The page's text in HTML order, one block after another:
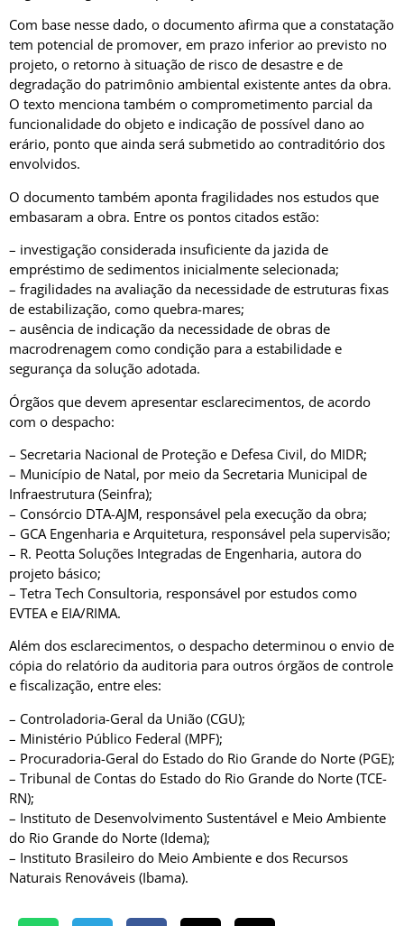
Com base nesse dado, o documento afirma que a constatação
tem potencial de promover, em prazo inferior ao previsto no
projeto, o retorno à situação de risco de desastre e de
degradação do patrimônio ambiental existente antes da obra.
O texto menciona também o comprometimento parcial da
funcionalidade do objeto e indicação de possível dano ao
erário, ponto que ainda será submetido ao contraditório dos
envolvidos.
O documento também aponta fragilidades nos estudos que
embasaram a obra. Entre os pontos citados estão:
– investigação considerada insuficiente da jazida de
empréstimo de sedimentos inicialmente selecionada;
– fragilidades na avaliação da necessidade de estruturas fixas
de estabilização, como quebra-mares;
– ausência de indicação da necessidade de obras de
macrodrenagem como condição para a estabilidade e
segurança da solução adotada.
Órgãos que devem apresentar esclarecimentos, de acordo
com o despacho:
– Secretaria Nacional de Proteção e Defesa Civil, do MIDR;
– Município de Natal, por meio da Secretaria Municipal de
Infraestrutura (Seinfra);
– Consórcio DTA-AJM, responsável pela execução da obra;
– GCA Engenharia e Arquitetura, responsável pela supervisão;
– R. Peotta Soluções Integradas de Engenharia, autora do
projeto básico;
– Tetra Tech Consultoria, responsável por estudos como
EVTEA e EIA/RIMA.
Além dos esclarecimentos, o despacho determinou o envio de
cópia do relatório da auditoria para outros órgãos de controle
e fiscalização, entre eles:
– Controladoria-Geral da União (CGU);
– Ministério Público Federal (MPF);
– Procuradoria-Geral do Estado do Rio Grande do Norte (PGE);
– Tribunal de Contas do Estado do Rio Grande do Norte (TCE-
RN);
– Instituto de Desenvolvimento Sustentável e Meio Ambiente
do Rio Grande do Norte (Idema);
– Instituto Brasileiro do Meio Ambiente e dos Recursos
Naturais Renováveis (Ibama).